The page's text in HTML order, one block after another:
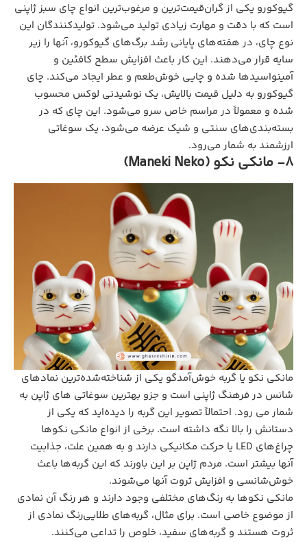
گیوکورو یکی از گران‌قیمت‌ترین و مرغوب‌ترین انواع چای سبز ژاپنی
است که با دقت و مهارت زیادی تولید می‌شود. تولیدکنندگان این
نوع چای، در هفته‌های پایانی رشد برگ‌های گیوکورو، آنها را زیر
سایه قرار می‌دهند. این کار باعث افزایش سطح کافئین و
آمینواسیدها شده و چایی خوش‌طعم و عطر ایجاد می‌کند. چای
گیوکورو به دلیل قیمت بالایش، یک نوشیدنی لوکس محسوب
شده و معمولاً در مراسم خاص سرو می‌شود. این چای که در
بسته‌بندی‌های سنتی و شیک عرضه می‌شود، یک سوغاتی
ارزشمند به شمار می‌رود.
8- مانکی نکو (Maneki Neko)
مانکی نکو یا گربه خوش‌آمدگو یکی از شناخته‌شده‌ترین نمادهای
شانس در فرهنگ ژاپنی است و جزو بهترین سوغاتی های ژاپن به
شمار می رود. احتمالاً تصویر این گربه را دیده‌اید که یکی از
دستانش را بالا نگه داشته است. برخی از انواع مانکی نکوها
چراغ‌های LED یا حرکت مکانیکی دارند و به همین علت، جذابیت
آنها بیشتر است. مردم ژاپن بر این باورند که این گربه‌ها باعث
خوش‌شانسی و افزایش ثروت آنها می‌شوند.
مانکی نکوها به رنگ‌های مختلفی وجود دارند و هر رنگ آن نمادی
از موضوع خاصی است. برای مثال، گربه‌های طلایی‌رنگ نمادی از
ثروت هستند و گربه‌های سفید، خلوص را تداعی می‌کنند.